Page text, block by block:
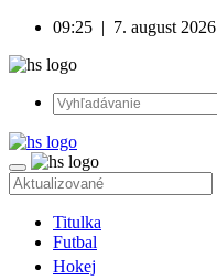
09:25 | 7. august 2026
Titulka
Futbal
Hokej